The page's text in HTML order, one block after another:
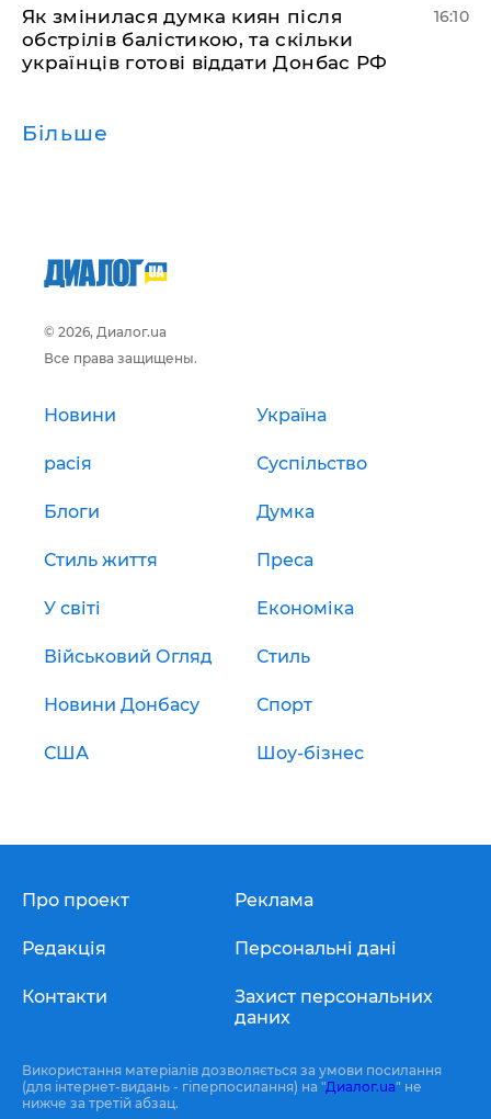
Як змінилася думка киян після
обстрілів балістикою, та скільки
українців готові віддати Донбас РФ
16:10
Більше
© 2026, Диалог.ua
Все права защищены.
Новини Україна
расія Суспільство
Блоги Думка
Стиль життя Преса
У світі Економіка
Військовий Огляд Стиль
Новини Донбасу Спорт
США Шоу-бізнес
Про проект
Редакція
Контакти
Реклама
Персональні дані
Захист персональних
даних
Використання матеріалів дозволяється за умови посилання
(для інтернет-видань - гіперпосилання) на "Диалог.ua" не
нижче за третій абзац.